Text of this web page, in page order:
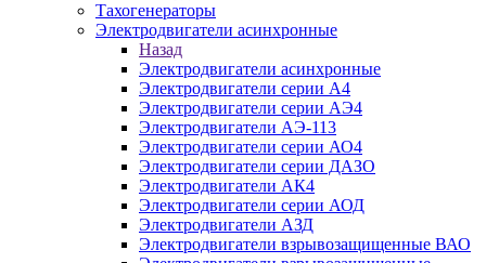
Тахогенераторы
Электродвигатели асинхронные
Назад
Электродвигатели асинхронные
Электродвигатели серии А4
Электродвигатели серии АЭ4
Электродвигатели АЭ-113
Электродвигатели серии АО4
Электродвигатели серии ДАЗО
Электродвигатели АК4
Электродвигатели серии АОД
Электродвигатели АЗД
Электродвигатели взрывозащищенные ВАО